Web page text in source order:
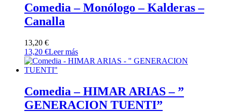
Comedia – Monólogo – Kalderas –
Canalla
13,20 €
13,20 €Leer más
Comedia – HIMAR ARIAS – ”
GENERACION TUENTI”